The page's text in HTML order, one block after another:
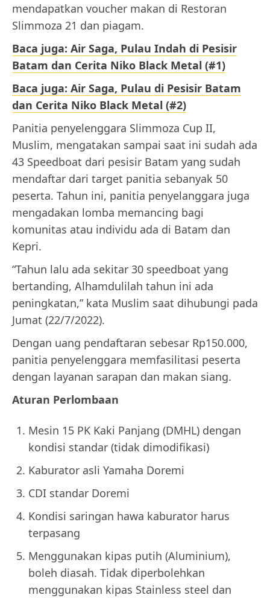
mendapatkan voucher makan di Restoran
Slimmoza 21 dan piagam.
Baca juga: Air Saga, Pulau Indah di Pesisir
Batam dan Cerita Niko Black Metal (#1)
Baca juga: Air Saga, Pulau di Pesisir Batam
dan Cerita Niko Black Metal (#2)
Panitia penyelenggara Slimmoza Cup II,
Muslim, mengatakan sampai saat ini sudah ada
43 Speedboat dari pesisir Batam yang sudah
mendaftar dari target panitia sebanyak 50
peserta. Tahun ini, panitia penyelanggara juga
mengadakan lomba memancing bagi
komunitas atau individu ada di Batam dan
Kepri.
“Tahun lalu ada sekitar 30 speedboat yang
bertanding, Alhamdulilah tahun ini ada
peningkatan,” kata Muslim saat dihubungi pada
Jumat (22/7/2022).
Dengan uang pendaftaran sebesar Rp150.000,
panitia penyelenggara memfasilitasi peserta
dengan layanan sarapan dan makan siang.
Aturan Perlombaan
Mesin 15 PK Kaki Panjang (DMHL) dengan
kondisi standar (tidak dimodifikasi)
Kaburator asli Yamaha Doremi
CDI standar Doremi
Kondisi saringan hawa kaburator harus
terpasang
Menggunakan kipas putih (Aluminium),
boleh diasah. Tidak diperbolehkan
menggunakan kipas Stainless steel dan